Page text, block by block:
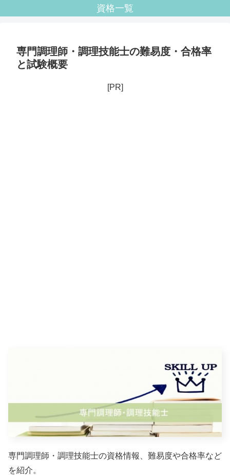
資格一覧
専門調理師・調理技能士の難易度・合格率
と試験概要
[PR]
専門調理師・調理技能士の資格情報、難易度や合格率など
を紹介。